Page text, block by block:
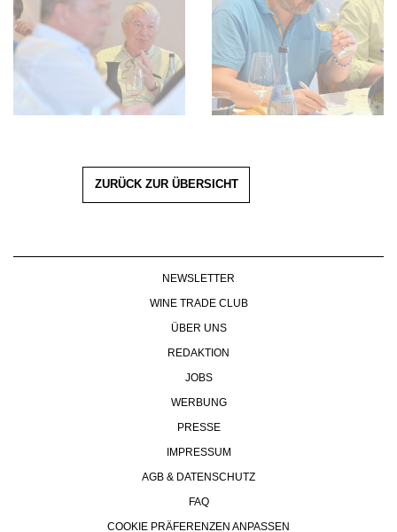
ZURÜCK ZUR ÜBERSICHT
NEWSLETTER
WINE TRADE CLUB
ÜBER UNS
REDAKTION
JOBS
WERBUNG
PRESSE
IMPRESSUM
AGB & DATENSCHUTZ
FAQ
COOKIE PRÄFERENZEN ANPASSEN